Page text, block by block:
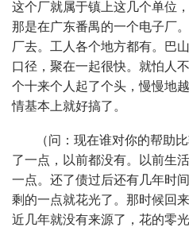
这个厂就属于镇上这几个单位
那是在广东番禺的一个电子厂
厂去。工人各个地方都有。巴
口径，聚在一起很快。就怕人
个十来个人起了个头，慢慢地
情基本上就好搞了。
（问：现在谁对你的帮助
了一点，以前都没有。以前生
一点。还了债过后还有几年时
剩的一点就花光了。那时候回
近几年就没有来源了，花的零